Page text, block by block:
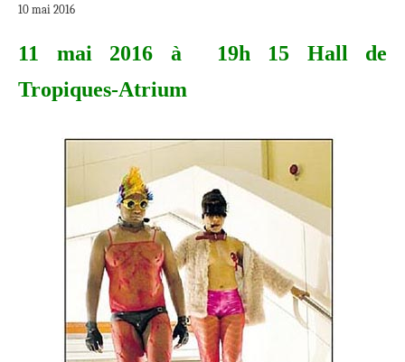
10 mai 2016
11 mai 2016 à 19h 15 Hall de
Tropiques-Atrium